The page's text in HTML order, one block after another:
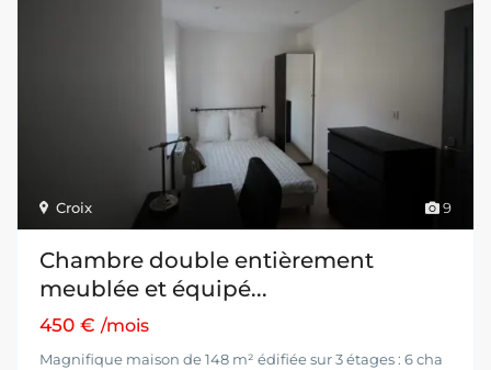
9
Croix
Chambre double entièrement
meublée et équipé...
450 €/mois
Magnifique maison de 148 m² édifiée sur 3 étages : 6 cha